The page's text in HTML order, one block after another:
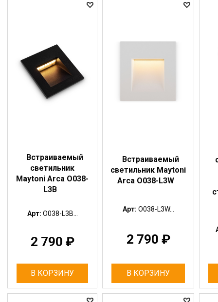
Встраиваемый
светильник
Maytoni Arca O038-
L3B
Арт: O038-L3B...
2 790 ₽
В КОРЗИНУ
Встраиваемый
светильник Maytoni
Arca O038-L3W
Арт: O038-L3W...
2 790 ₽
В КОРЗИНУ